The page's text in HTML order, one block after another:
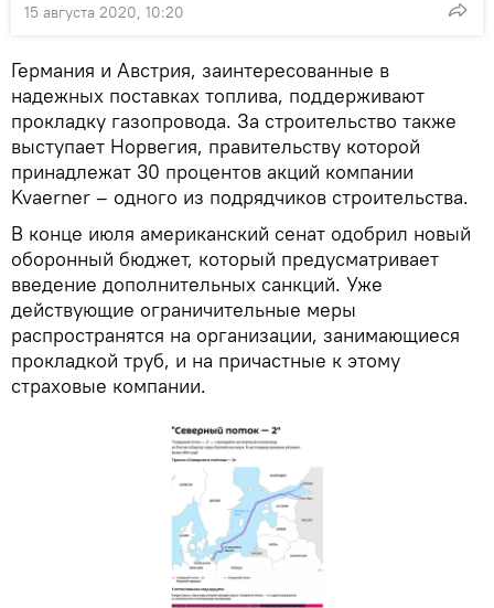
15 августа 2020, 10:20
Германия и Австрия, заинтересованные в
надежных поставках топлива, поддерживают
прокладку газопровода. За строительство также
выступает Норвегия, правительству которой
принадлежат 30 процентов акций компании
Kvaerner – одного из подрядчиков строительства.
В конце июля американский сенат одобрил новый
оборонный бюджет, который предусматривает
введение дополнительных санкций. Уже
действующие ограничительные меры
распространятся на организации, занимающиеся
прокладкой труб, и на причастные к этому
страховые компании.